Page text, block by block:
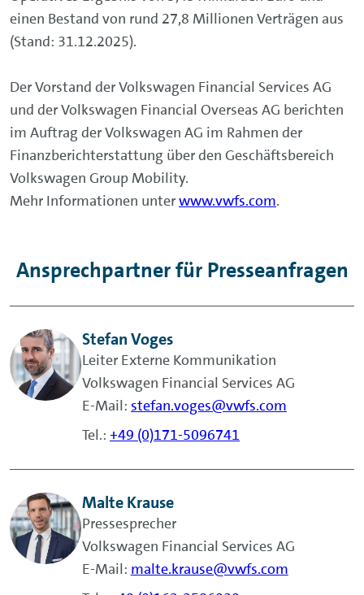
einen Bestand von rund 27,8 Millionen Verträgen aus
(Stand: 31.12.2025).
Der Vorstand der Volkswagen Financial Services AG
und der Volkswagen Financial Overseas AG berichten
im Auftrag der Volkswagen AG im Rahmen der
Finanzberichterstattung über den Geschäftsbereich
Volkswagen Group Mobility.
Mehr Informationen unterwww.vwfs.com.
Ansprechpartner für Presseanfragen
Stefan Voges
Leiter Externe Kommunikation
Volkswagen Financial Services AG
E-Mail: stefan.voges@vwfs.com
Tel.: +49 (0)171-5096741
Malte Krause
Pressesprecher
Volkswagen Financial Services AG
E-Mail: malte.krause@vwfs.com